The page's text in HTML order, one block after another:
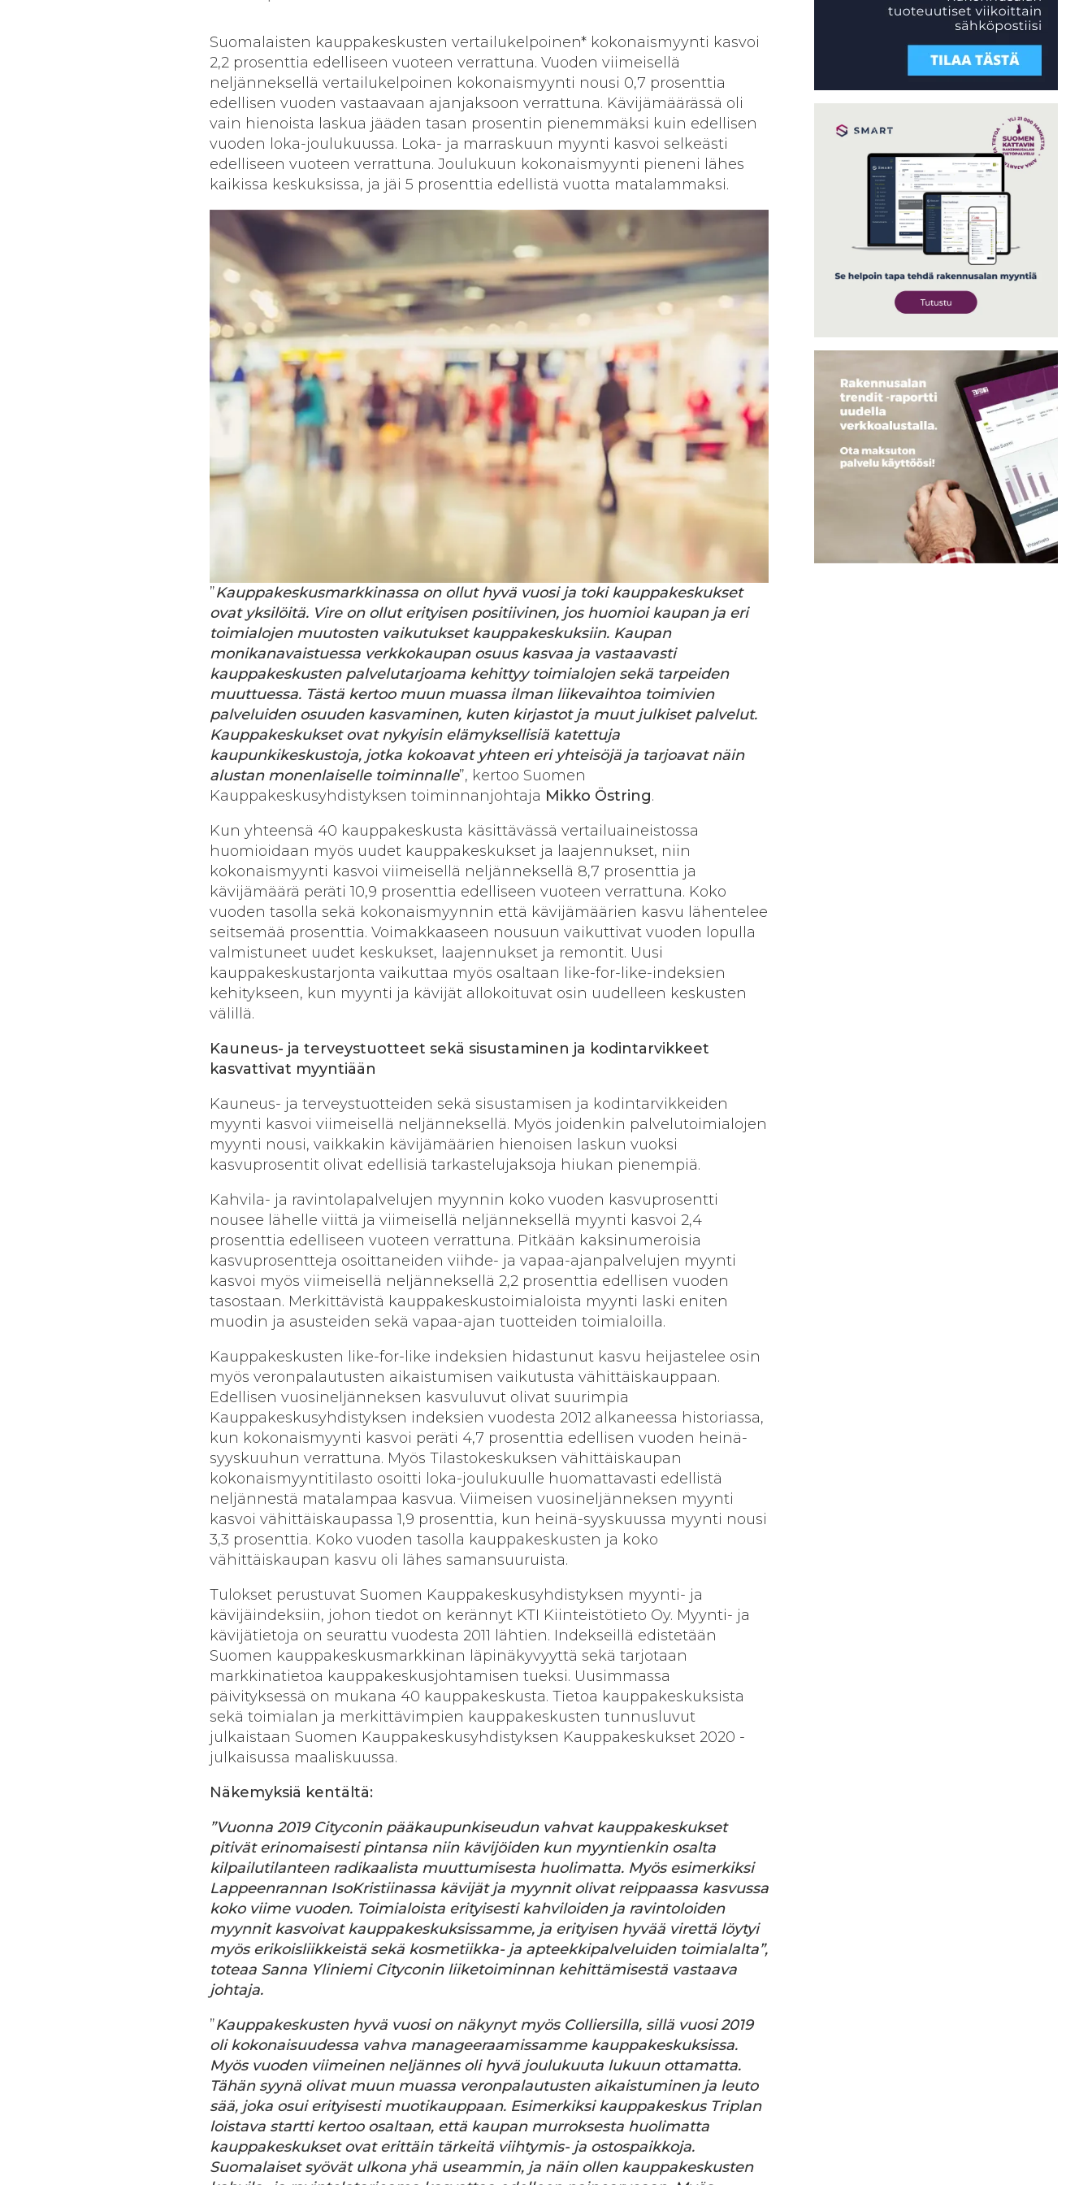
Suomalaisten kauppakeskusten vertailukelpoinen* kokonaismyynti kasvoi
2,2 prosenttia edelliseen vuoteen verrattuna. Vuoden viimeisellä
neljänneksellä vertailukelpoinen kokonaismyynti nousi 0,7 prosenttia
edellisen vuoden vastaavaan ajanjaksoon verrattuna. Kävijämäärässä oli
vain hienoista laskua jääden tasan prosentin pienemmäksi kuin edellisen
vuoden loka-joulukuussa. Loka- ja marraskuun myynti kasvoi selkeästi
edelliseen vuoteen verrattuna. Joulukuun kokonaismyynti pieneni lähes
kaikissa keskuksissa, ja jäi 5 prosenttia edellistä vuotta matalammaksi.
”Kauppakeskusmarkkinassa on ollut hyvä vuosi ja toki kauppakeskukset
ovat yksilöitä. Vire on ollut erityisen positiivinen, jos huomioi kaupan ja eri
toimialojen muutosten vaikutukset kauppakeskuksiin. Kaupan
monikanavaistuessa verkkokaupan osuus kasvaa ja vastaavasti
kauppakeskusten palvelutarjoama kehittyy toimialojen sekä tarpeiden
muuttuessa. Tästä kertoo muun muassa ilman liikevaihtoa toimivien
palveluiden osuuden kasvaminen, kuten kirjastot ja muut julkiset palvelut.
Kauppakeskukset ovat nykyisin elämyksellisiä katettuja
kaupunkikeskustoja, jotka kokoavat yhteen eri yhteisöjä ja tarjoavat näin
alustan monenlaiselle toiminnalle”, kertoo Suomen
Kauppakeskusyhdistyksen toiminnanjohtaja Mikko Östring.
Kun yhteensä 40 kauppakeskusta käsittävässä vertailuaineistossa
huomioidaan myös uudet kauppakeskukset ja laajennukset, niin
kokonaismyynti kasvoi viimeisellä neljänneksellä 8,7 prosenttia ja
kävijämäärä peräti 10,9 prosenttia edelliseen vuoteen verrattuna. Koko
vuoden tasolla sekä kokonaismyynnin että kävijämäärien kasvu lähentelee
seitsemää prosenttia. Voimakkaaseen nousuun vaikuttivat vuoden lopulla
valmistuneet uudet keskukset, laajennukset ja remontit. Uusi
kauppakeskustarjonta vaikuttaa myös osaltaan like-for-like-indeksien
kehitykseen, kun myynti ja kävijät allokoituvat osin uudelleen keskusten
välillä.
Kauneus- ja terveystuotteet sekä sisustaminen ja kodintarvikkeet
kasvattivat myyntiään
Kauneus- ja terveystuotteiden sekä sisustamisen ja kodintarvikkeiden
myynti kasvoi viimeisellä neljänneksellä. Myös joidenkin palvelutoimialojen
myynti nousi, vaikkakin kävijämäärien hienoisen laskun vuoksi
kasvuprosentit olivat edellisiä tarkastelujaksoja hiukan pienempiä.
Kahvila- ja ravintolapalvelujen myynnin koko vuoden kasvuprosentti
nousee lähelle viittä ja viimeisellä neljänneksellä myynti kasvoi 2,4
prosenttia edelliseen vuoteen verrattuna. Pitkään kaksinumeroisia
kasvuprosentteja osoittaneiden viihde- ja vapaa-ajanpalvelujen myynti
kasvoi myös viimeisellä neljänneksellä 2,2 prosenttia edellisen vuoden
tasostaan. Merkittävistä kauppakeskustoimialoista myynti laski eniten
muodin ja asusteiden sekä vapaa-ajan tuotteiden toimialoilla.
Kauppakeskusten like-for-like indeksien hidastunut kasvu heijastelee osin
myös veronpalautusten aikaistumisen vaikutusta vähittäiskauppaan.
Edellisen vuosineljänneksen kasvuluvut olivat suurimpia
Kauppakeskusyhdistyksen indeksien vuodesta 2012 alkaneessa historiassa,
kun kokonaismyynti kasvoi peräti 4,7 prosenttia edellisen vuoden heinä-
syyskuuhun verrattuna. Myös Tilastokeskuksen vähittäiskaupan
kokonaismyyntitilasto osoitti loka-joulukuulle huomattavasti edellistä
neljännestä matalampaa kasvua. Viimeisen vuosineljänneksen myynti
kasvoi vähittäiskaupassa 1,9 prosenttia, kun heinä-syyskuussa myynti nousi
3,3 prosenttia. Koko vuoden tasolla kauppakeskusten ja koko
vähittäiskaupan kasvu oli lähes samansuuruista.
Tulokset perustuvat Suomen Kauppakeskusyhdistyksen myynti- ja
kävijäindeksiin, johon tiedot on kerännyt KTI Kiinteistötieto Oy. Myynti- ja
kävijätietoja on seurattu vuodesta 2011 lähtien. Indekseillä edistetään
Suomen kauppakeskusmarkkinan läpinäkyvyyttä sekä tarjotaan
markkinatietoa kauppakeskusjohtamisen tueksi. Uusimmassa
päivityksessä on mukana 40 kauppakeskusta. Tietoa kauppakeskuksista
sekä toimialan ja merkittävimpien kauppakeskusten tunnusluvut
julkaistaan Suomen Kauppakeskusyhdistyksen Kauppakeskukset 2020 -
julkaisussa maaliskuussa.
Näkemyksiä kentältä:
”Vuonna 2019 Cityconin pääkaupunkiseudun vahvat kauppakeskukset
pitivät erinomaisesti pintansa niin kävijöiden kun myyntienkin osalta
kilpailutilanteen radikaalista muuttumisesta huolimatta. Myös esimerkiksi
Lappeenrannan IsoKristiinassa kävijät ja myynnit olivat reippaassa kasvussa
koko viime vuoden. Toimialoista erityisesti kahviloiden ja ravintoloiden
myynnit kasvoivat kauppakeskuksissamme, ja erityisen hyvää virettä löytyi
myös erikoisliikkeistä sekä kosmetiikka- ja apteekkipalveluiden toimialalta”,
toteaa Sanna YliniemiCityconin liiketoiminnan kehittämisestä vastaava
johtaja.
”Kauppakeskusten hyvä vuosi on näkynyt myös Colliersilla, sillä vuosi 2019
oli kokonaisuudessa vahva manageeraamissamme kauppakeskuksissa.
Myös vuoden viimeinen neljännes oli hyvä joulukuuta lukuun ottamatta.
Tähän syynä olivat muun muassa veronpalautusten aikaistuminen ja leuto
sää, joka osui erityisesti muotikauppaan. Esimerkiksi kauppakeskus Triplan
loistava startti kertoo osaltaan, että kaupan murroksesta huolimatta
kauppakeskukset ovat erittäin tärkeitä viihtymis- ja ostospaikkoja.
Suomalaiset syövät ulkona yhä useammin, ja näin ollen kauppakeskusten